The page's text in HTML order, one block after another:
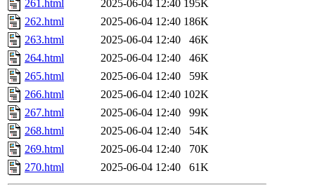
261.html
2025-06-04 12:40 195K
262.html
2025-06-04 12:40 186K
263.html
2025-06-04 12:40
46K
264.html
2025-06-04 12:40
46K
265.html
2025-06-04 12:40
59K
266.html
2025-06-04 12:40 102K
267.html
2025-06-04 12:40
99K
268.html
2025-06-04 12:40
54K
269.html
2025-06-04 12:40
70K
270.html
2025-06-04 12:40 61K